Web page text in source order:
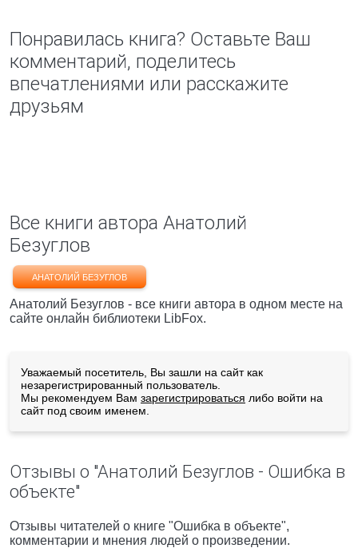
Понравилась книга? Оставьте Ваш
комментарий, поделитесь
впечатлениями или расскажите
друзьям
Все книги автора Анатолий
Безуглов
АНАТОЛИЙ БЕЗУГЛОВ
Анатолий Безуглов - все книги автора в одном месте на
сайте онлайн библиотеки LibFox.
Уважаемый посетитель, Вы зашли на сайт как
незарегистрированный пользователь.
Мы рекомендуем Вам зарегистрироваться либо войти на
сайт под своим именем.
Отзывы о "Анатолий Безуглов - Ошибка в
объекте"
Отзывы читателей о книге "Ошибка в объекте",
комментарии и мнения людей о произведении.